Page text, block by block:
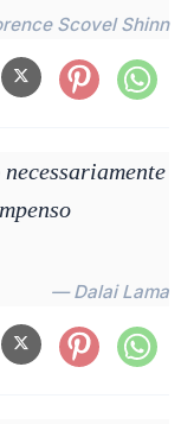
Scovel Shinn
— Dalai Lama